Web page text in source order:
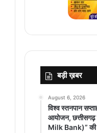
बड़ी ख़बर
August 6, 2026
विश्व स्तनपान
आयोजन,
Milk Bank)” की